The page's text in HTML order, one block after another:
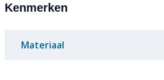
Kenmerken
Materiaal